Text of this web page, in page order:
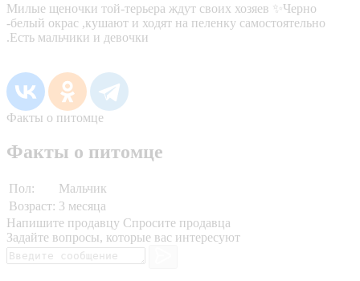
Милые щеночки той-терьера ждут своих хозяев ✨Черно
-белый окрас ,кушают и ходят на пеленку самостоятельно
.Есть мальчики и девочки
Факты о питомце
Факты о питомце
Пол:
Мальчик
Возраст: 3 месяца
Напишите продавцу Спросите продавца
Задайте вопросы, которые вас интересуют